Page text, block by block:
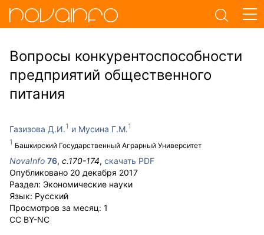
Вопросы конкурентоспособности
предприятий общественного
питания
Газизова Д.И.
Башкирский Государственный Аграрный Университет
Мусина Г.М.
NovaInfo 76, с.170-174, скачать PDF
Опубликовано 20 декабря 2017
Раздел: Экономические науки
Язык: Русский
Просмотров за месяц: 1
CC BY-NC